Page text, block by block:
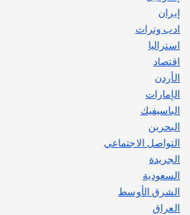
إيران
ادب وتراث
استراليا
اقتصاد
الأردن
الإمارات
الباسيفيك
البحرين
التواصل الاجتماعي
الجريدة
السعودية
الشرق الأوسط
العراق